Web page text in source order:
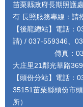
苗栗縣政府長期照護
有 長照服務專線：請
【後龍總站】電話：
請) / 037-559346、
傳真：037-
大庄里21鄰光華路
【頭份分站】電話：
35151苗栗縣頭份市
所）